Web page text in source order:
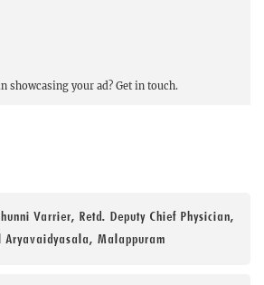
showcasing your ad? Get in touch.
Varrier, Retd. Deputy Chief Physician,
Aryavaidyasala, Malappuram